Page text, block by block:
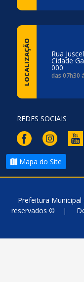
LOCALIZAÇÃO Rua
Cidade
000
das 07h30
REDES SOCIAIS
Mapa do Site
Prefeitura
reservados © |